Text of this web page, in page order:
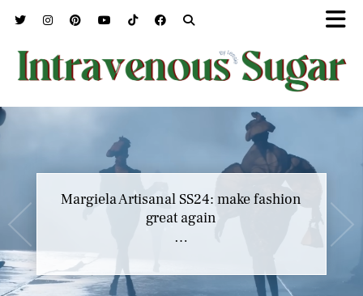
Margiela Artisanal SS24: make fashion
great again
…
Marc Jacobs SS23 y el buscar confort en
nuestros héroes
…